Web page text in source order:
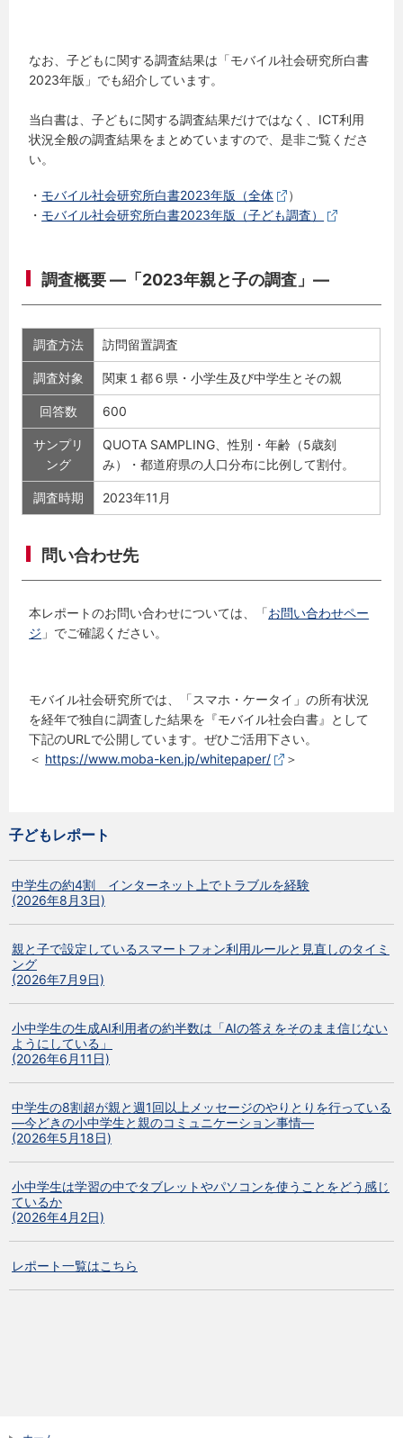
なお、子どもに関する調査結果は「モバイル社会研究所白書
2023年版」でも紹介しています。
当白書は、子どもに関する調査結果だけではなく、ICT利用
状況全般の調査結果をまとめていますので、是非ご覧くださ
い。
・ モバイル社会研究所白書2023年版（全体
）
・ モバイル社会研究所白書2023年版（子ども調査）
調査概要 ―「2023年親と子の調査」―
調査方法 訪問留置調査
調査対象 関東１都６県・小学生及び中学生とその親
回答数 600
サンプリ
ング
QUOTA SAMPLING、性別・年齢（5歳刻
み）・都道府県の人口分布に比例して割付。
調査時期 2023年11月
問い合わせ先
本レポートのお問い合わせについては、「お問い合わせペー
ジ 」でご確認ください。
モバイル社会研究所では、「スマホ・ケータイ」の所有状況
を経年で独自に調査した結果を『モバイル社会白書』として
下記のURLで公開しています。ぜひご活用下さい。
＜ https://www.moba-ken.jp/whitepaper/ ＞
子どもレポート
中学生の約4割 インターネット上でトラブルを経験
(2026年8月3日)
親と子で設定しているスマートフォン利用ルールと見直しのタイミ
ング
(2026年7月9日)
小中学生の生成AI利用者の約半数は「AIの答えをそのまま信じない
ようにしている」
(2026年6月11日)
中学生の8割超が親と週1回以上メッセージのやりとりを行っている
―今どきの小中学生と親のコミュニケーション事情―
(2026年5月18日)
小中学生は学習の中でタブレットやパソコンを使うことをどう感じ
ているか
(2026年4月2日)
レポート一覧はこちら